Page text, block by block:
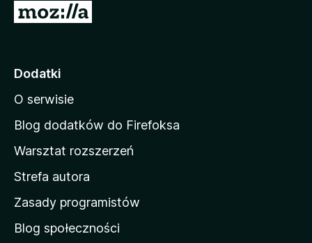
S
o
a
d
m
o
w
M
Dodatki
O serwisie
Blog dodatków do Firefoksa
Warsztat rozszerzeń
Strefa autora
Zasady programistów
Blog społeczności